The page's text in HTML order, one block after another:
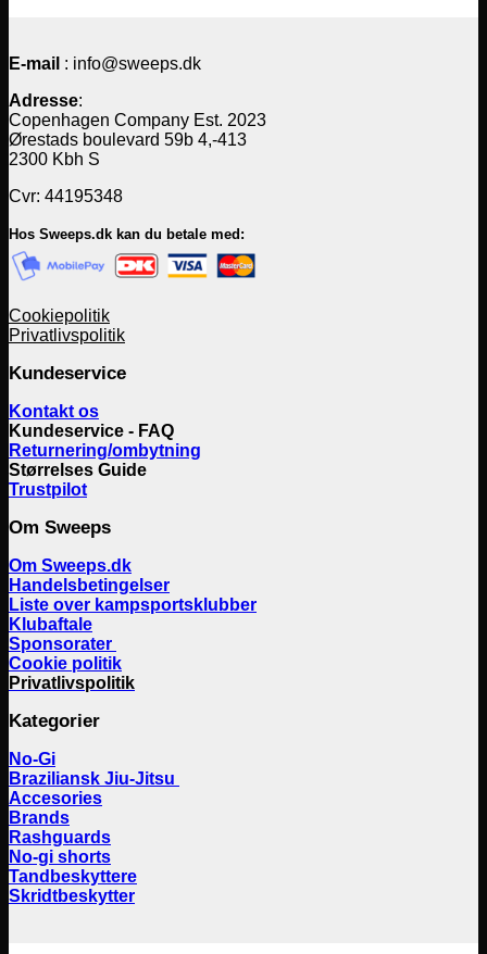
E-mail : info@sweeps.dk
Adresse:
Copenhagen Company Est. 2023
Ørestads boulevard 59b 4,-413
2300 Kbh S
Cvr: 44195348
Hos Sweeps.dk kan du betale med:
Cookiepolitik
Privatlivspolitik
Kundeservice
Kontakt os
Kundeservice - FAQ
Returnering/ombytning
Størrelses Guide
Trustpilot
Om Sweeps
Om Sweeps.dk
Handelsbetingelser
Liste over kampsportsklubber
Klubaftale
Sponsorater
Cookie politik
Privatlivspolitik
Kategorier
No-Gi
Braziliansk Jiu-Jitsu
Accesories
Brands
Rashguards
No-gi shorts
Tandbeskyttere
Skridtbeskytter